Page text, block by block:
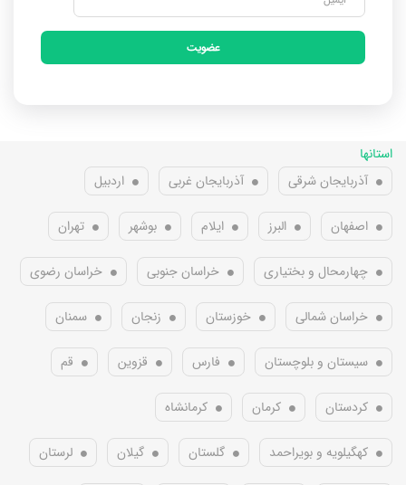
عضویت
استانها
آذربایجان شرقی
آذربایجان غربی اردبیل
اصفهان البرز ایلام بوشهر تهران
چهارمحال و بختیاری خراسان جنوبی خراسان رضوی
خراسان شمالی خوزستان زنجان سمنان
سیستان و بلوچستان فارس قزوین قم
کردستان کرمان کرمانشاه
کهگیلویه و بویراحمد گلستان گیلان لرستان